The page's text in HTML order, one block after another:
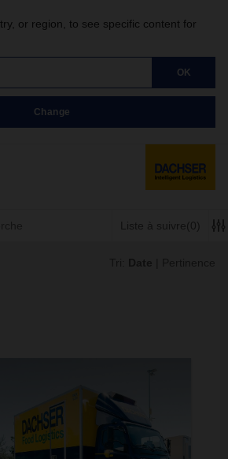
or region, to see specific content for
OK
Change
Liste à suivre(0)